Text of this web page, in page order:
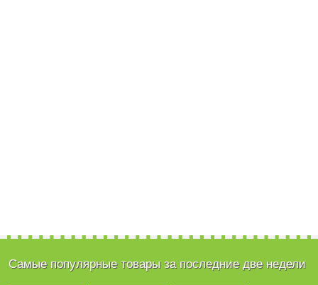
Самые популярные товары за последние две недели